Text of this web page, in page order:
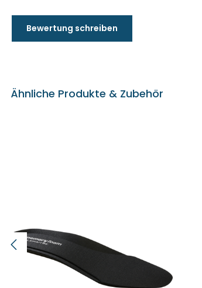
Bewertung schreiben
Ähnliche Produkte & Zubehör